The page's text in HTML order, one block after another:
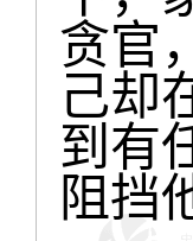
贪官
己却
到有
阻挡